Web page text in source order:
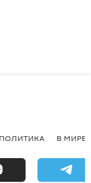
ПОЛИТИКА В МИРЕ